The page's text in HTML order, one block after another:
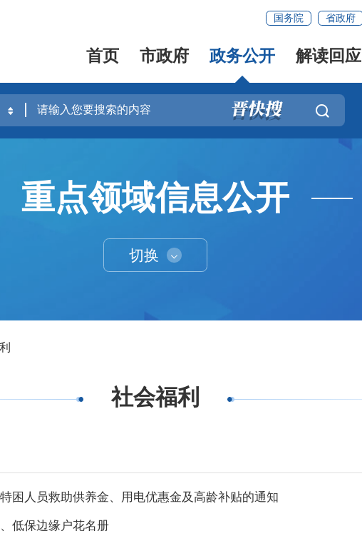
国务院 省政府
首页 市政府 政务公开 解读回应
重点领域信息公开
切换
社会福利
困人员救助供养金、用电优惠金及高龄补贴的通知
低保边缘户花名册